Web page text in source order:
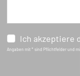
Ich akzeptiere
Angaben mit * sind Pflichtfelder und